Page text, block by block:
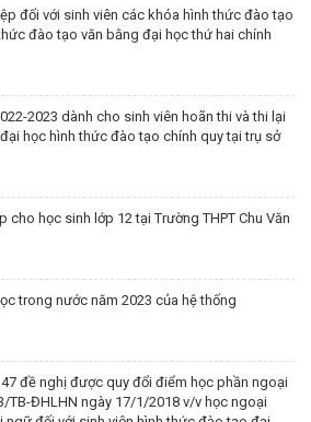
đối với sinh viên các khóa hình thức đào tạo
đào tạo văn bằng đại học thứ hai chính
2023 dành cho sinh viên hoãn thi và thi lại
học hình thức đào tạo chính quy tại trụ sở
cho học sinh lớp 12 tại Trường THPT Chu Văn
trong nước năm 2023 của hệ thống
đề nghị được quy đổi điểm học phần ngoại
TB-ĐHLHN ngày 17/1/2018 v/v học ngoại